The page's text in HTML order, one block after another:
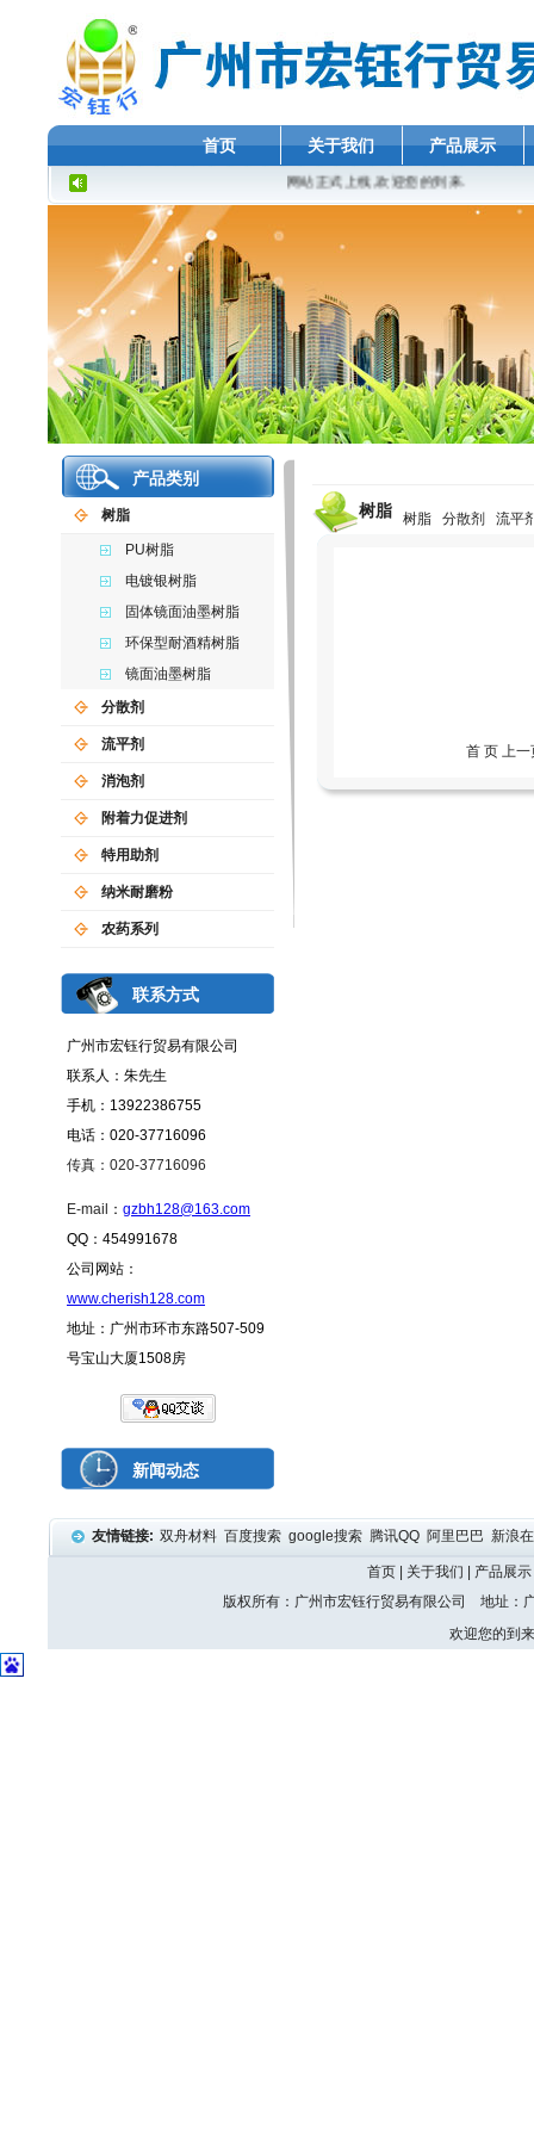
首页 关于我们 产品展示
网站正式上线,欢迎您的到来.
产品类别
树脂
PU树脂
电镀银树脂
固体镜面油墨树脂
环保型耐酒精树脂
镜面油墨树脂
分散剂
流平剂
消泡剂
附着力促进剂
特用助剂
纳米耐磨粉
农药系列
联系方式
广州市宏钰行贸易有限公司
联系人：朱先生
手机：13922386755
电话：020-37716096
传真：020-37716096
E-mail ： gzbh128@163.com
QQ：454991678
公司网站：
www.cherish128.com
地址：广州市环市东路507-509
号宝山大厦1508房
新闻动态
树脂 树脂 分散剂 流平
首 页 上
友情链接: 双舟材料 百度搜索 google搜索 腾讯QQ 阿里巴巴 新浪
首页 关于我们 产品展示
版权所有：广州市宏钰行贸易有限公司 地址
欢迎您的到